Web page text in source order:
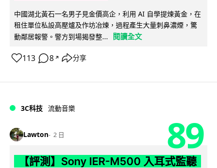
中國湖北黃石一名男子見金價高企，利用 AI 自學提煉黃金，在
租住單位私設高壓爐及作坊冶煉，過程產生大量刺鼻濃煙，驚
動鄰居報警。警方到場揭發整...
閱讀全文
113 8 ↗ 分享
3C科技 流動音樂
Lawton 2 日 89
【評測】Sony IER-M500 入耳式監聽